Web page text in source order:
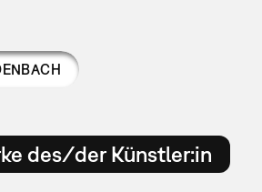
des/der Künstler:in